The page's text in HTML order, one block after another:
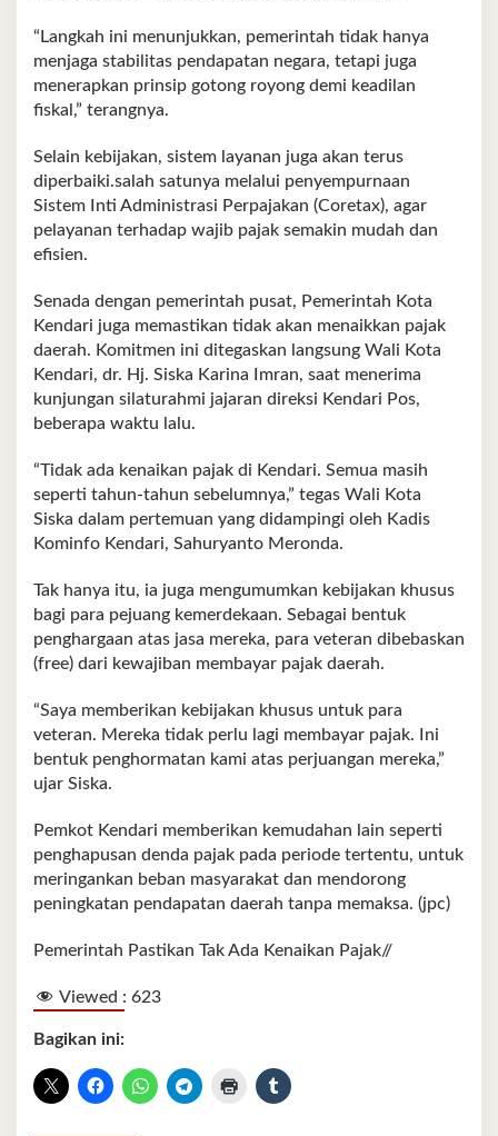
“Langkah ini menunjukkan, pemerintah tidak hanya
menjaga stabilitas pendapatan negara, tetapi juga
menerapkan prinsip gotong royong demi keadilan
fiskal,” terangnya.
Selain kebijakan, sistem layanan juga akan terus
diperbaiki.salah satunya melalui penyempurnaan
Sistem Inti Administrasi Perpajakan (Coretax), agar
pelayanan terhadap wajib pajak semakin mudah dan
efisien.
Senada dengan pemerintah pusat, Pemerintah Kota
Kendari juga memastikan tidak akan menaikkan pajak
daerah. Komitmen ini ditegaskan langsung Wali Kota
Kendari, dr. Hj. Siska Karina Imran, saat menerima
kunjungan silaturahmi jajaran direksi Kendari Pos,
beberapa waktu lalu.
“Tidak ada kenaikan pajak di Kendari. Semua masih
seperti tahun-tahun sebelumnya,” tegas Wali Kota
Siska dalam pertemuan yang didampingi oleh Kadis
Kominfo Kendari, Sahuryanto Meronda.
Tak hanya itu, ia juga mengumumkan kebijakan khusus
bagi para pejuang kemerdekaan. Sebagai bentuk
penghargaan atas jasa mereka, para veteran dibebaskan
(free) dari kewajiban membayar pajak daerah.
“Saya memberikan kebijakan khusus untuk para
veteran. Mereka tidak perlu lagi membayar pajak. Ini
bentuk penghormatan kami atas perjuangan mereka,”
ujar Siska.
Pemkot Kendari memberikan kemudahan lain seperti
penghapusan denda pajak pada periode tertentu, untuk
meringankan beban masyarakat dan mendorong
peningkatan pendapatan daerah tanpa memaksa. (jpc)
Pemerintah Pastikan Tak Ada Kenaikan Pajak//
Viewed : 623
Bagikan ini: